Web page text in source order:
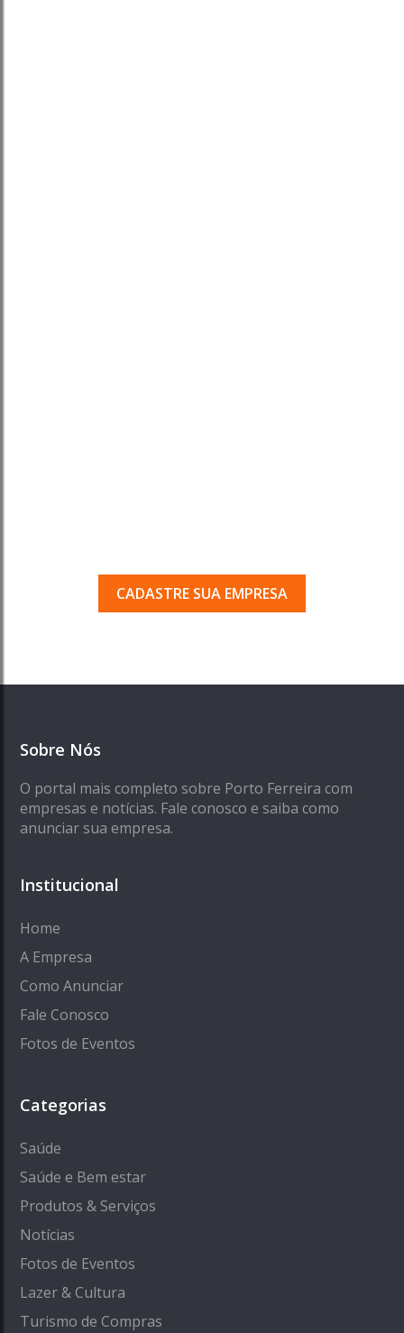
CADASTRE SUA EMPRESA
Sobre Nós
O portal mais completo sobre Porto Ferreira com
empresas e notícias. Fale conosco e saiba como
anunciar sua empresa.
Institucional
Home
A Empresa
Como Anunciar
Fale Conosco
Fotos de Eventos
Categorias
Saúde
Saúde e Bem estar
Produtos & Serviços
Notícias
Fotos de Eventos
Lazer & Cultura
Turismo de Compras